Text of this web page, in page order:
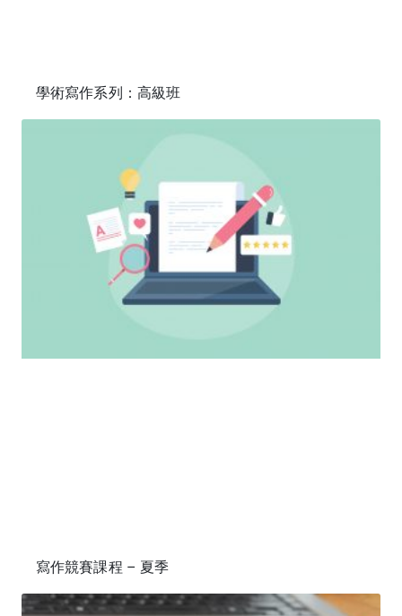
學術寫作系列：高級班
寫作競賽課程 – 夏季